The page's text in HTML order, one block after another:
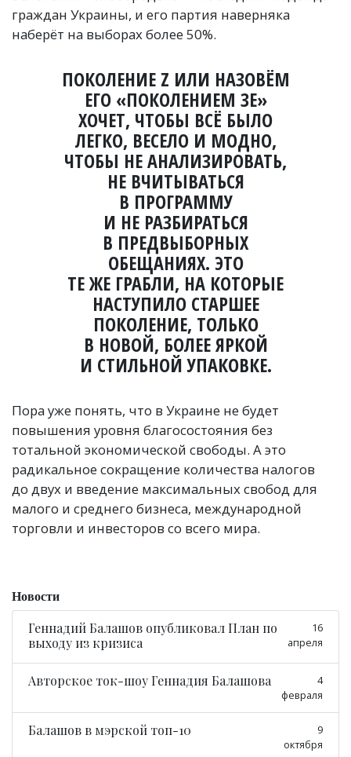
граждан Украины, и его партия наверняка
наберёт на выборах более 50%.
ПОКОЛЕНИЕ Z ИЛИ НАЗОВЁМ
ЕГО «ПОКОЛЕНИЕМ ЗЕ»
ХОЧЕТ, ЧТОБЫ ВСЁ БЫЛО
ЛЕГКО, ВЕСЕЛО И МОДНО,
ЧТОБЫ НЕ АНАЛИЗИРОВАТЬ,
НЕ ВЧИТЫВАТЬСЯ
В ПРОГРАММУ
И НЕ РАЗБИРАТЬСЯ
В ПРЕДВЫБОРНЫХ
ОБЕЩАНИЯХ. ЭТО
ТЕ ЖЕ ГРАБЛИ, НА КОТОРЫЕ
НАСТУПИЛО СТАРШЕЕ
ПОКОЛЕНИЕ, ТОЛЬКО
В НОВОЙ, БОЛЕЕ ЯРКОЙ
И СТИЛЬНОЙ УПАКОВКЕ.
Пора уже понять, что в Украине не будет
повышения уровня благосостояния без
тотальной экономической свободы. А это
радикальное сокращение количества налогов
до двух и введение максимальных свобод для
малого и среднего бизнеса, международной
торговли и инвесторов со всего мира.
Новости
Геннадий Балашов опубликовал План по
выходу из кризиса
16
апреля
Авторское ток-шоу Геннадия Балашова
4
февраля
Балашов в мэрской топ-10
9
октября